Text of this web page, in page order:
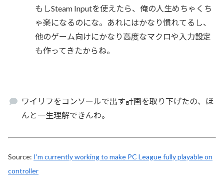
もしSteam Inputを使えたら、俺の人生めちゃくち
ゃ楽になるのにな。あれにはかなり慣れてるし、
他のゲーム向けにかなり高度なマクロや入力設定
も作ってきたからね。
ワイリフをコンソールで出す計画を取り下げたの、ほ
んと一生理解できんわ。
Source: I’m currently working to make PC League fully playable on
controller